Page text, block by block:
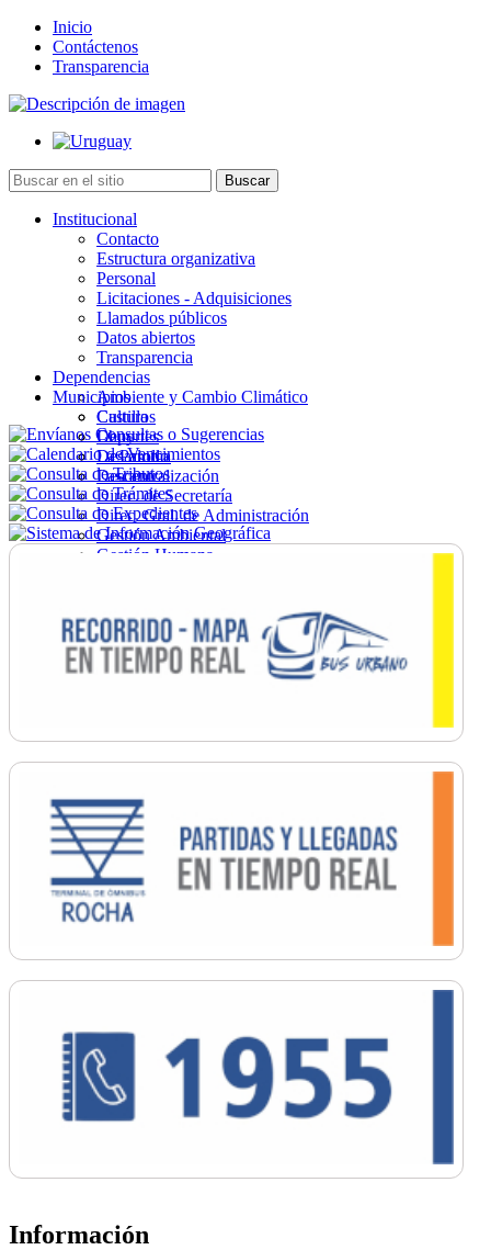
Inicio
Contáctenos
Transparencia
Institucional
Contacto
Estructura organizativa
Personal
Licitaciones - Adquisiciones
Llamados públicos
Datos abiertos
Transparencia
Dependencias
Ambiente y Cambio Climático
Cultura
Deportes
Desarrollo
Descentralización
Direc. de Secretaría
Direc. Gral. de Administración
Gestión Ambiental
Gestión Humana
Ordenamiento
Promoción Social
Salud
Secretaría General
Municipios
Castillos
Chuy
La Paloma
Lascano
Información